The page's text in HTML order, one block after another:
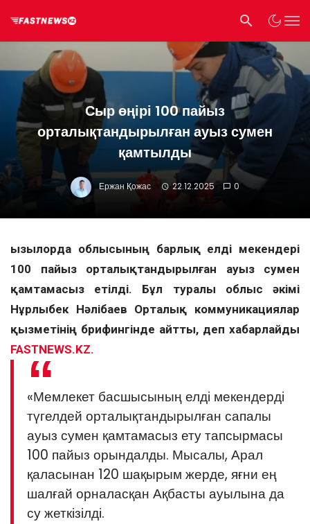
Сыр өңірі 100 пайыз
орталықтандырылған ауыз сумен
қамтылды
Ержан Қожас 22.12.2025 0
Қызылорда облысының барлық елді мекендері
100 пайыз орталықтандырылған ауыз сумен
қамтамасыз етілді. Бұл туралы облыс әкімі
Нұрлыбек Нәлібаев Орталық коммуникациялар
қызметінің брифингінде айтты, деп хабарлайды
FASTNEWS.KZ.
«Мемлекет басшысының елді мекендерді
түгелдей орталықтандырылған сапалы
ауыз сумен қамтамасыз ету тапсырмасы
100 пайыз орындалды. Мысалы, Арал
қаласынан 120 шақырым жерде, яғни ең
шалғай орналасқан Ақбасты ауылына да
су жеткізілді.